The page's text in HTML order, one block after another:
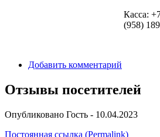
Касса:
(958)
Добавить комментарий
Отзывы посетителей
Опубликовано Гость - 10.04.2023
Постоянная ссылка (Permalink)